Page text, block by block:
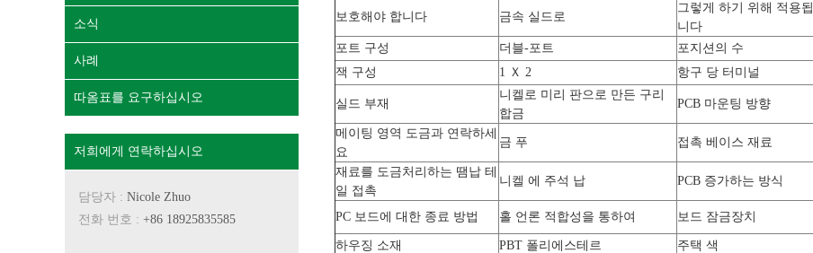
소식
사례
따옴표를 요구하십시오
저희에게 연락하십시오
담당자 : Nicole Zhuo
전화 번호 : +86 18925835585
보호해야 합니다 금속 실드로
그렇게 하기 위해 적용됩
니다
포트 구성 더블-포트 포지션의 수
잭 구성
1 Ｘ 2 항구 당 터미널
실드 부재
니켈로 미리 판으로 만든 구리
합금
PCB 마운팅 방향
메이팅 영역 도금과 연락하세
요
금 푸 접촉 베이스 재료
재료를 도금처리하는 땜납 테
일 접촉
니켈 에 주석 납 PCB 증가하는 방식
PC 보드에 대한 종료 방법 홀 언론 적합성을 통하여 보드 잠금장치
하우징 소재 PBT 폴리에스테르 주택 색